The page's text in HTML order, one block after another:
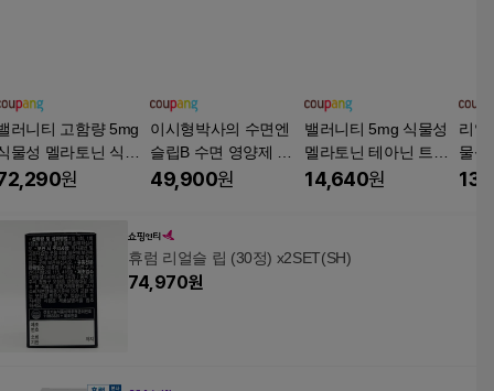
러니티 고함량 5mg
물성 멜라토닌 식약
인증 테아닌 트립토
원
이시형박사의 수면엔
슬립B 수면 영양제 미
강주정추출물 감마오
분
49,900원
밸러니티 5mg 식물성
멜라토닌 테아닌 트립
토판 15g, 1개, 30정
14,640원
리얼
물성
약청
휴럼 리얼슬 립 (30정) x2SET(SH)
74,970원